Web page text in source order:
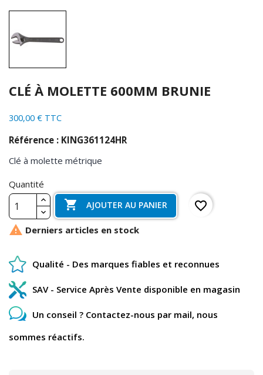
CLÉ À MOLETTE 600MM BRUNIE
300,00 € TTC
Référence : KING361124HR
Clé à molette métrique
Quantité
 AJOUTER AU PANIER
favorite_border
 Derniers articles en stock
Qualité - Des marques fiables et reconnues
SAV - Service Après Vente disponible en magasin
Un conseil ? Contactez-nous par mail, nous
sommes réactifs.